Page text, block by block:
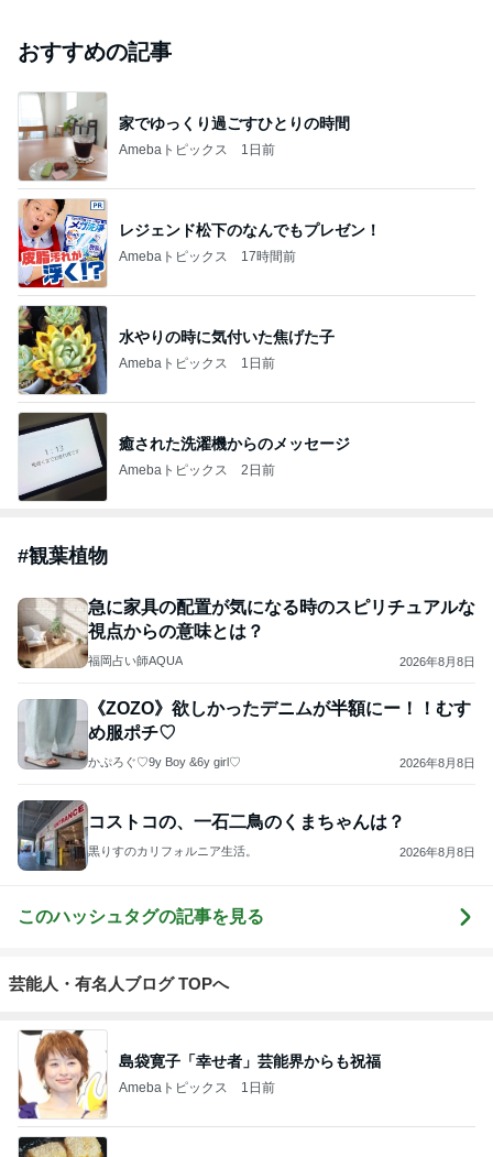
おすすめの記事
家でゆっくり過ごすひとりの時間
Amebaトピックス 1日前
レジェンド松下のなんでもプレゼン！
Amebaトピックス 17時間前
水やりの時に気付いた焦げた子
Amebaトピックス 1日前
癒された洗濯機からのメッセージ
Amebaトピックス 2日前
#観葉植物
急に家具の配置が気になる時のスピリチュアルな
視点からの意味とは？
福岡占い師AQUA 2026年8月8日
《ZOZO》欲しかったデニムが半額にー！！むす
め服ポチ♡
かぷろぐ♡9y Boy &6y girl♡ 2026年8月8日
コストコの、一石二鳥のくまちゃんは？
黒りすのカリフォルニア生活。 2026年8月8日
このハッシュタグの記事を見る
芸能人・有名人ブログ TOPへ
島袋寛子「幸せ者」芸能界からも祝福
Amebaトピックス 1日前